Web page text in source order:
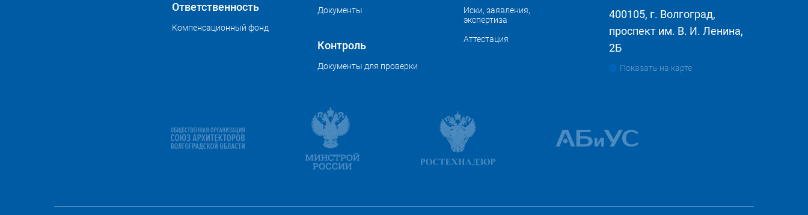
Ответственность
Компенсационный фонд
Документы
Контроль
Документы для проверки
Иски, заявления,
экспертиза
Аттестация
400105, г. Волгоград,
проспект им. В. И. Ленина,
2Б
Показать на карте